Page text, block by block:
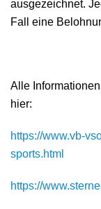
ausgezeichnet.
Fall eine
Alle
hier:
https://www.vb-
sports.html
https://